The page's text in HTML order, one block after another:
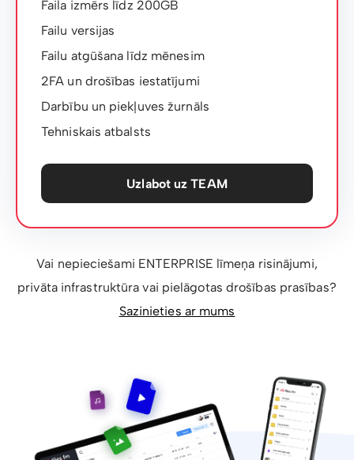
Faila izmērs līdz 200GB
Failu versijas
Failu atgūšana līdz mēnesim
2FA un drošības iestatījumi
Darbību un piekļuves žurnāls
Tehniskais atbalsts
Uzlabot uz TEAM
Vai nepieciešami ENTERPRISE līmeņa risinājumi,
privāta infrastruktūra vai pielāgotas drošības prasības?
Sazinieties ar mums